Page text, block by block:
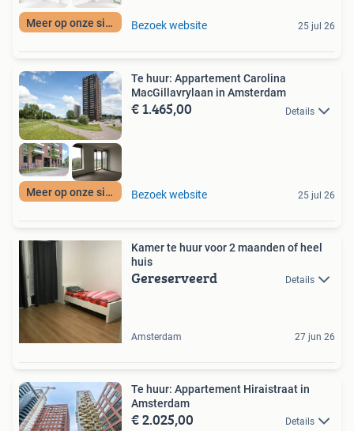
Meer op onze site Bezoek website 25 jul 26
Meer op onze site
Te huur: Appartement Carolina
MacGillavrylaan in Amsterdam
€ 1.465,00 Details
Bezoek website 25 jul 26
Kamer te huur voor 2 maanden of heel
huis
Gereserveerd Details
Amsterdam 27 jun 26
Te huur: Appartement Hiraistraat in
Amsterdam
€ 2.025,00 Details